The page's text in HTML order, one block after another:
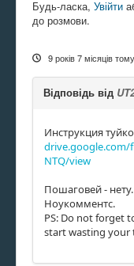
Будь-ласка, Увійти
до розмови.
9 років 7 місяців тому
Відповідь від
Инструкция
drive.google.com/
NTQ/view
Пошаговей -
Ноукомментс.
PS: Do not forget
start wasting your